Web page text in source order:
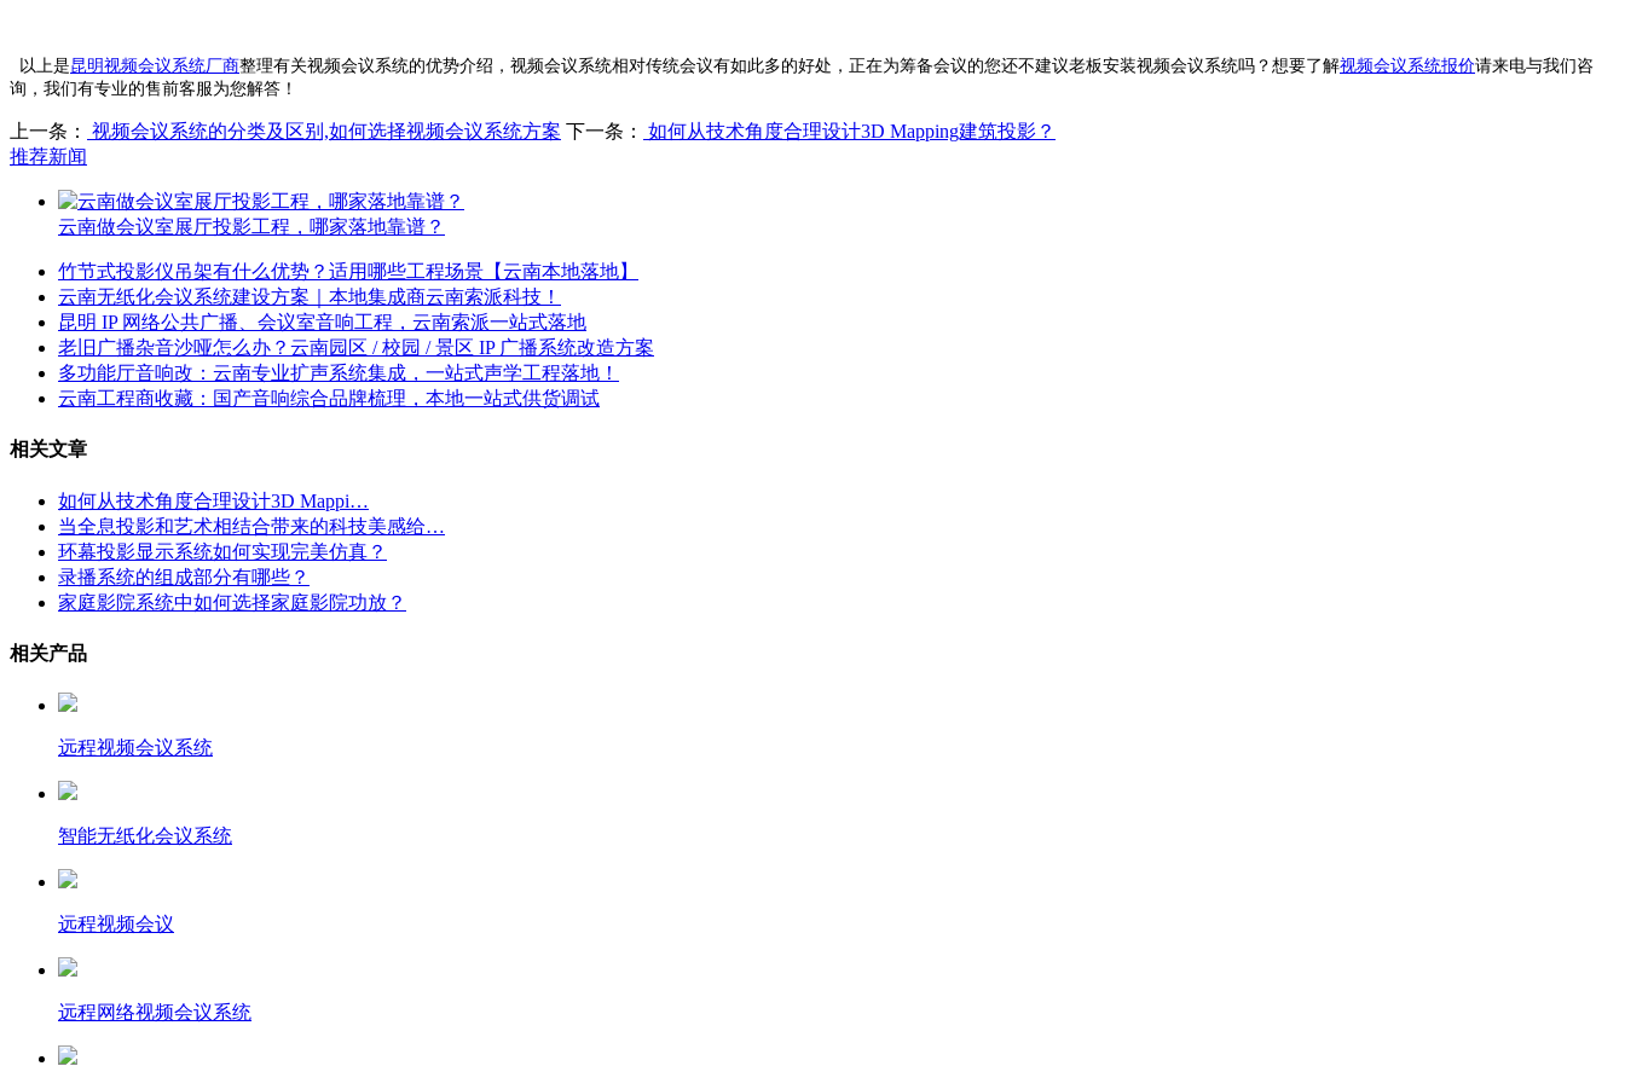
以上是昆明视频会议系统厂商整理有关视频会议系统的优势介绍，视频会议系统相对传统会议有如此多的好处，正在为筹备会议的您还不建议老板安装视频会议系统吗？想要了解视频会议系统报价请来电与我们咨
询，我们有专业的售前客服为您解答！
上一条： 视频会议系统的分类及区别,如何选择视频会议系统方案 下一条：
如何从技术角度合理设计3D Mapping建筑投影？
推荐新闻
云南做会议室展厅投影工程，哪家落地靠谱？
竹节式投影仪吊架有什么优势？适用哪些工程场景【云南本地落地】
云南无纸化会议系统建设方案｜本地集成商云南索派科技！
昆明 IP 网络公共广播、会议室音响工程，云南索派一站式落地
老旧广播杂音沙哑怎么办？云南园区 / 校园 / 景区 IP 广播系统改造方案
多功能厅音响改：云南专业扩声系统集成，一站式声学工程落地！
云南工程商收藏：国产音响综合品牌梳理，本地一站式供货调试
相关文章
如何从技术角度合理设计3D Mappi…
当全息投影和艺术相结合带来的科技美感给…
环幕投影显示系统如何实现完美仿真？
录播系统的组成部分有哪些？
家庭影院系统中如何选择家庭影院功放？
相关产品
远程视频会议系统
智能无纸化会议系统
远程视频会议
远程网络视频会议系统